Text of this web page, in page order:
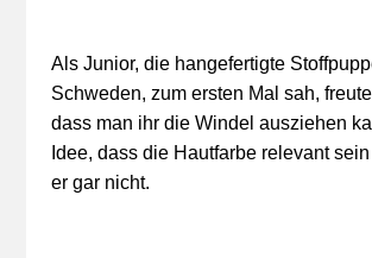
Als Junior, die hangefertigte
Schweden, zum ersten Mal sah,
dass man ihr die Windel ausziehen
Idee, dass die Hautfarbe relevant
er gar nicht.